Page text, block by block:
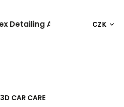
CZK
Detailing Academy 2025
3D CAR CARE